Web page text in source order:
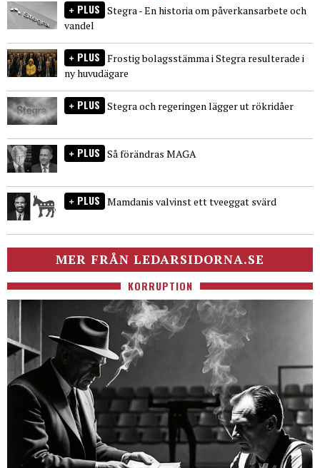
PLUS Stegra - En historia om påverkansarbete och
vandel
PLUS Frostig bolagsstämma i Stegra resulterade i
ny huvudägare
PLUS Stegra och regeringen lägger ut rökridåer
PLUS Så förändras MAGA
PLUS Mamdanis valvinst ett tveeggat svärd
MER FRÅN LEDARSIDORNA.SE
KORRUPTION